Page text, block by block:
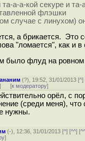
а-а-кой секуре и та-
флэшки
случае с линухом)
а брикается. Это
"ломается", как и в
было флуд на ровном
ананим (?), 19:52, 31/01/2013 [^]
] [к модератору]
орёл, с
(среди меня), что
нужны.
(-), 12:36, 31/01/2013 [^] [^^] [
]